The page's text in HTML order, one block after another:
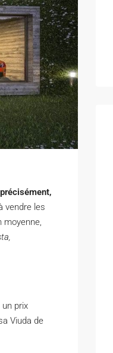
vendre les
un prix
Viuda de